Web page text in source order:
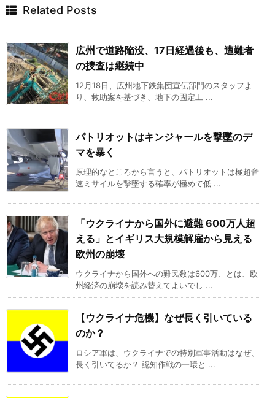
Related Posts
広州で道路陥没、17日経過後も、遭難者
の捜査は継続中
12月18日、広州地下鉄集団宣伝部門のスタッフよ
り、救助案を基づき、地下の固定工 ...
パトリオットはキンジャールを撃墜のデ
マを暴く
原理的なところから言うと、パトリオットは極超音
速ミサイルを撃墜する確率が極めて低 ...
「ウクライナから国外に避難 600万人超
える」とイギリス大規模解雇から見える
欧州の崩壊
ウクライナから国外への難民数は600万、とは、欧
州経済の崩壊を読み替えてよいでし ...
【ウクライナ危機】なぜ長く引いている
のか？
ロシア軍は、ウクライナでの特別軍事活動はなぜ、
長く引いてるか？ 認知作戦の一環と ...